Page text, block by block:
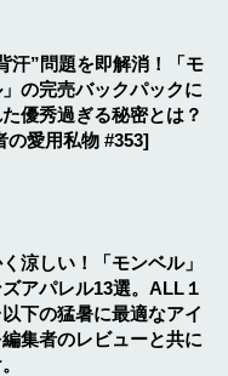
汗”問題を即解消！「モ
の完売バックパックに
優秀過ぎる秘密とは？
の愛用私物 #353]
涼しい！「モンベル」
アパレル13選。ALL１
下の猛暑に最適なアイ
集者のレビューと共に